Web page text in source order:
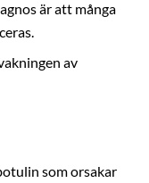
är att många
av
som orsakar